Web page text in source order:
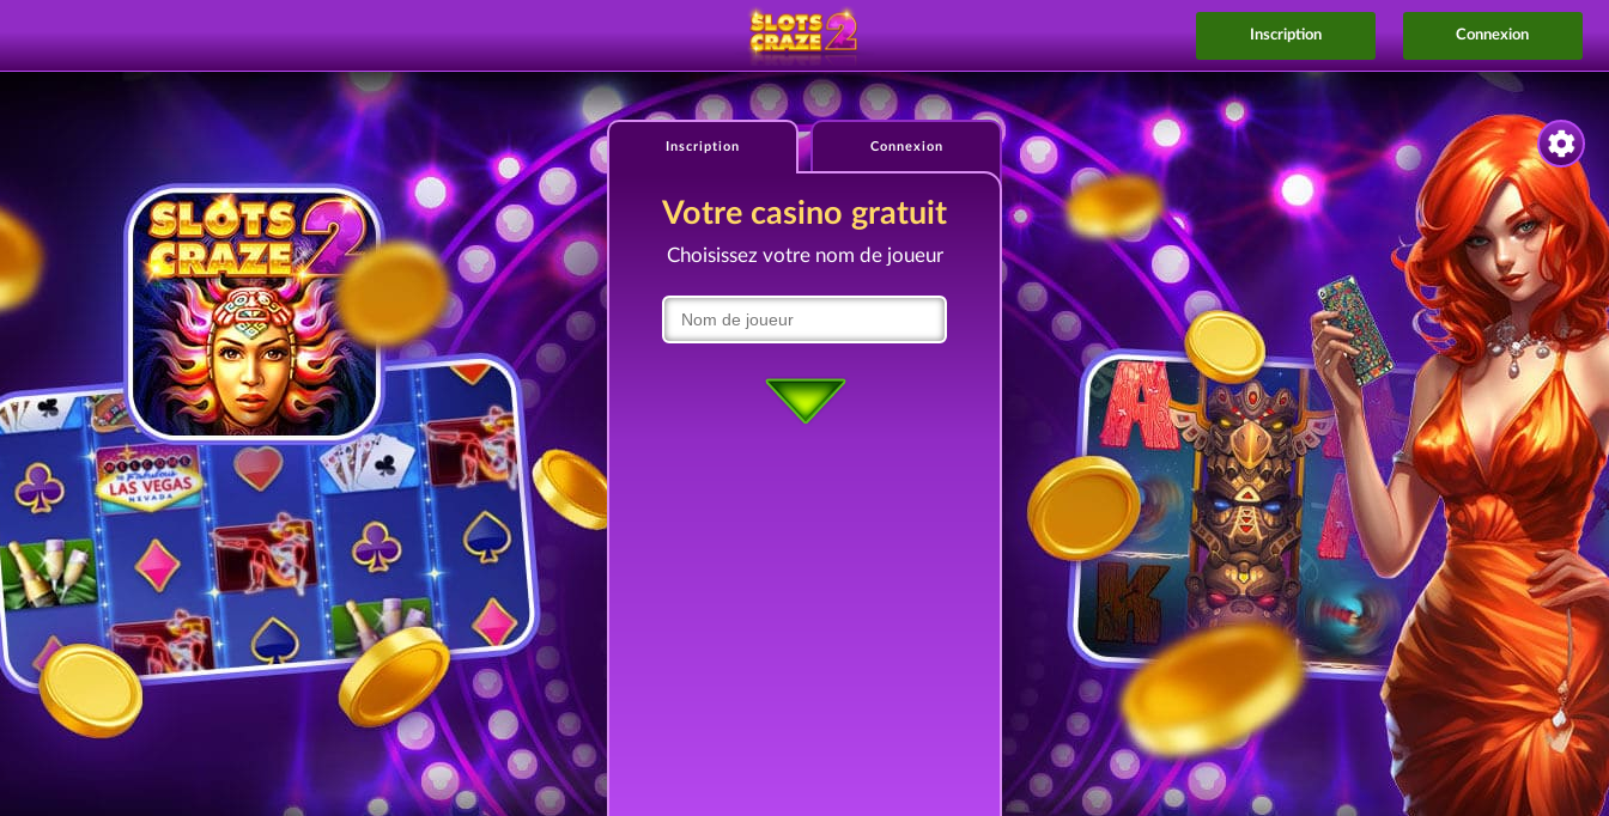
Inscription Connexion
Inscription Connexion
Votre casino gratuit
Choisissez votre nom de joueur